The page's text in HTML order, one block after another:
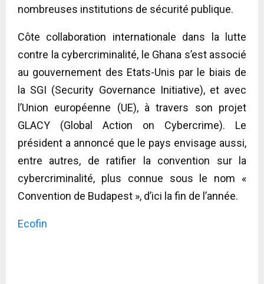
nombreuses institutions de sécurité publique.
Côte collaboration internationale dans la lutte
contre la cybercriminalité, le Ghana s’est associé
au gouvernement des Etats-Unis par le biais de
la SGI (Security Governance Initiative), et avec
l’Union européenne (UE), à travers son projet
GLACY (Global Action on Cybercrime). Le
président a annoncé que le pays envisage aussi,
entre autres, de ratifier la convention sur la
cybercriminalité, plus connue sous le nom «
Convention de Budapest », d’ici la fin de l’année.
Ecofin